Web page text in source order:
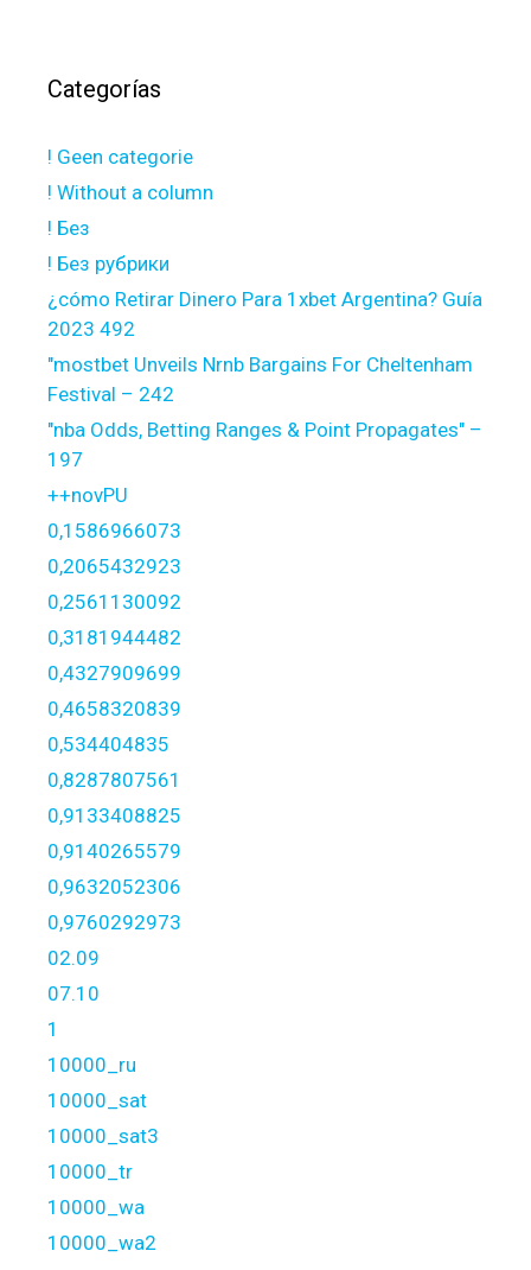
Categorías
! Geen categorie
! Without a column
! Без
! Без рубрики
¿cómo Retirar Dinero Para 1xbet Argentina? Guía
2023 492
"mostbet Unveils Nrnb Bargains For Cheltenham
Festival – 242
"nba Odds, Betting Ranges & Point Propagates" –
197
++novPU
0,1586966073
0,2065432923
0,2561130092
0,3181944482
0,4327909699
0,4658320839
0,534404835
0,8287807561
0,9133408825
0,9140265579
0,9632052306
0,9760292973
02.09
07.10
1
10000_ru
10000_sat
10000_sat3
10000_tr
10000_wa
10000_wa2